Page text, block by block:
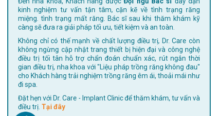
kinh nghiệm tư vấn tận tâm, cặn kẽ về tình trạng răng
miệng. tình trạng mất răng. Bác sĩ sau khi thăm khám kỹ
càng sẽ đưa ra giải pháp tối ưu, tiết kiệm và an toàn.
Không chỉ có thế mạnh về chất lượng điều trị, Dr. Care còn
không ngừng cập nhật trang thiết bị hiện đại và công nghệ
điều trị tối tân hỗ trợ chẩn đoán chuẩn xác, rút ngắn thời
gian điều trị, nha khoa với "Liệu pháp trồng răng không đau"
cho Khách hàng trải nghiệm trồng răng êm ái, thoải mái như
đi spa.
Đặt hẹn với Dr. Care - Implant Clinic để thăm khám, tư vấn và
điều trị. Tại đây